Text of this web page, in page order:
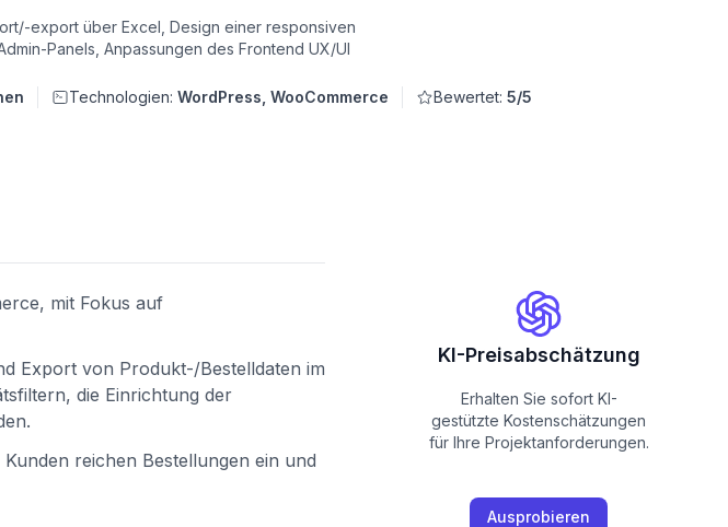
export über Excel, Design einer responsiven
Panels, Anpassungen des Frontend UX/UI
Technologien: WordPress, WooCommerce Bewertet: 5/5
mit Fokus auf
Export von Produkt-/Bestelldaten im
die Einrichtung der
reichen Bestellungen ein und
KI-Preisabschätzung
Erhalten Sie sofort KI-
gestützte Kostenschätzungen
für Ihre Projektanforderungen.
Ausprobieren